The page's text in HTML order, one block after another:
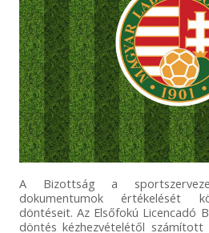
A Bizottság a
dokumentumok értékelését
döntéseit. Az Elsőfokú Licencadó
döntés kézhezvételétől